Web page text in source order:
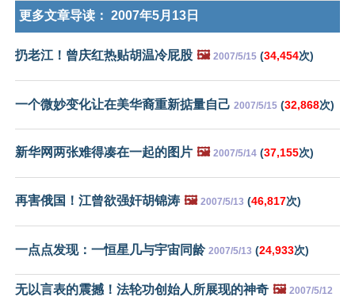
更多文章导读： 2007年5月13日
扔老江！曾庆红热贴胡温冷屁股 🖼️ 2007/5/15 (34,454次)
一个微妙变化让在美华裔重新掂量自己 2007/5/15 (32,868次)
新华网两张难得凑在一起的图片 🖼️ 2007/5/14 (37,155次)
再害俄国！江曾欲强奸胡锦涛 🖼️ 2007/5/13 (46,817次)
一点点发现：一恒星几与宇宙同龄 2007/5/13 (24,933次)
无以言表的震撼！法轮功创始人所展现的神奇 🖼️ 2007/5/12